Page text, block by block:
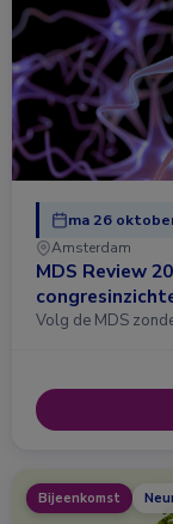
ma 26
Amsterdam
MDS Review
Volg de MDS
Bijeenkomst